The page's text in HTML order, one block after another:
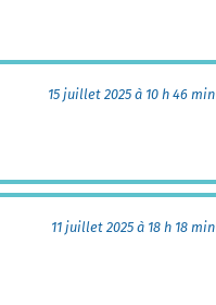
15 juillet 2025 à 10 h 46 min
11 juillet 2025 à 18 h 18 min